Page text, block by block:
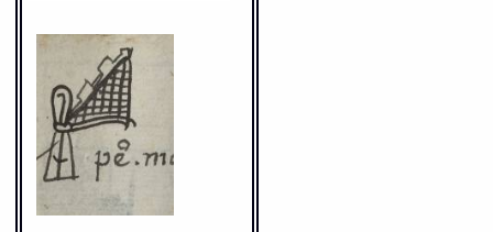
Valor fonético: calli
https://tlachia.iib.unam.mx/elemento/05.01.01
Paleografía:
Grafía normalizada:
Tipo:r.n.
Traducción uno:
Traducción dos:
Arenas
Contexto: